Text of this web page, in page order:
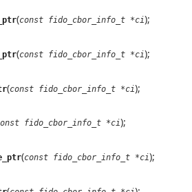
(const fido_cbor_info_t *ci);
(const fido_cbor_info_t *ci);
(const fido_cbor_info_t *ci);
fido_cbor_info_t *ci);
(const fido_cbor_info_t *ci);